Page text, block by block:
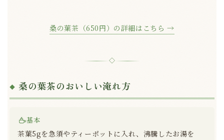
桑の葉茶（650円）の詳細はこちら →
◇
桑の葉茶のおいしい淹れ方
基本
茶葉5gを急須やティーポットに入れ、沸騰したお湯を